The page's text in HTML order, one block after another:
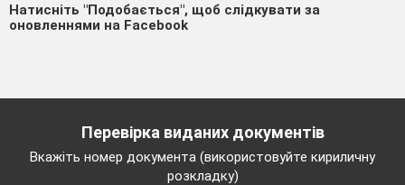
Натисніть "Подобається", щоб слідкувати за
оновленнями на Facebook
Перевірка виданих документів
Вкажіть номер документа (використовуйте кириличну
розкладку)